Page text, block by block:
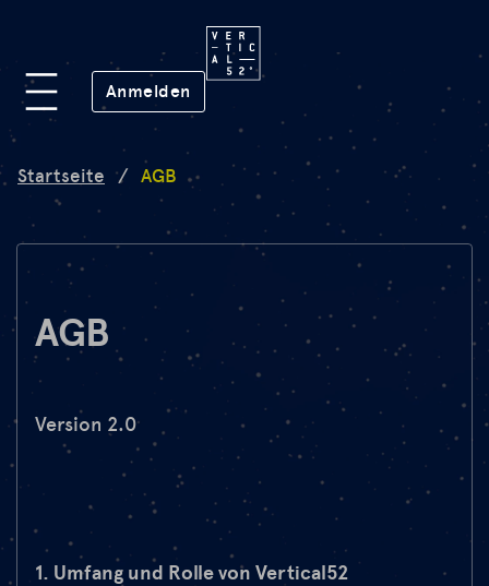
Anmelden (öffnet in neuem Fenster)
Plattform
Lab
Mission
FAQ
de en
Startseite / AGB
AGB
Version 2.0
1. Umfang und Rolle von Vertical52